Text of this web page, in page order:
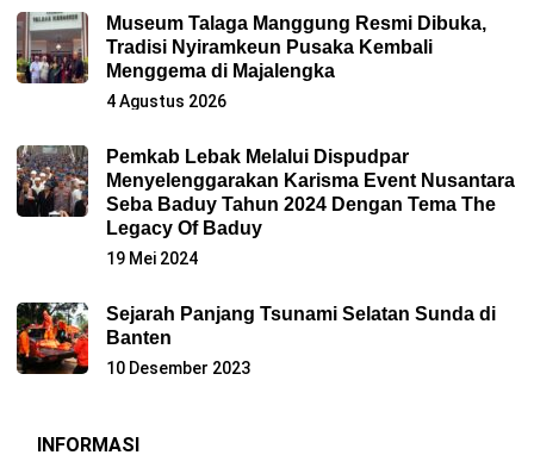
Museum Talaga Manggung Resmi Dibuka,
Tradisi Nyiramkeun Pusaka Kembali
Menggema di Majalengka
4 Agustus 2026
Pemkab Lebak Melalui Dispudpar
Menyelenggarakan Karisma Event Nusantara
Seba Baduy Tahun 2024 Dengan Tema The
Legacy Of Baduy
19 Mei 2024
Sejarah Panjang Tsunami Selatan Sunda di
Banten
10 Desember 2023
INFORMASI